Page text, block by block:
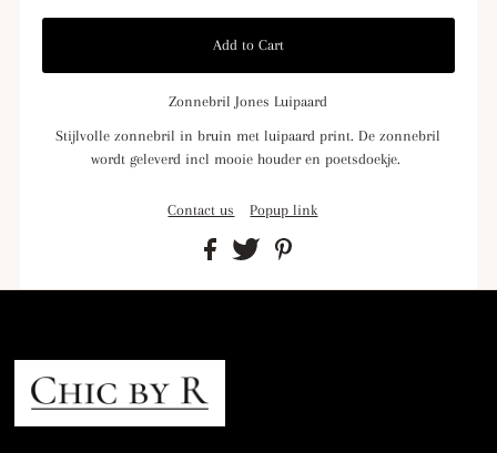
Zonnebril Jones Luipaard
Stijlvolle zonnebril in bruin met luipaard print. De zonnebril
wordt geleverd incl mooie houder en poetsdoekje.
Contact us Popup link